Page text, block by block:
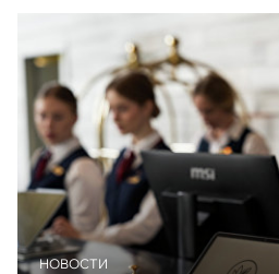
НОВОСТИ